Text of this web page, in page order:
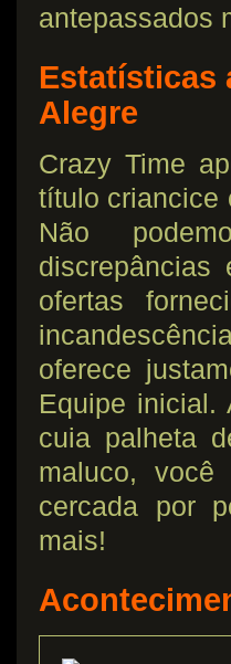
antepassados
Estatísticas
Alegre
Crazy Time
título criancice
Não
ofertas
oferece
Equipe inicial.
cuia palheta
maluco, você
cercada por
mais!